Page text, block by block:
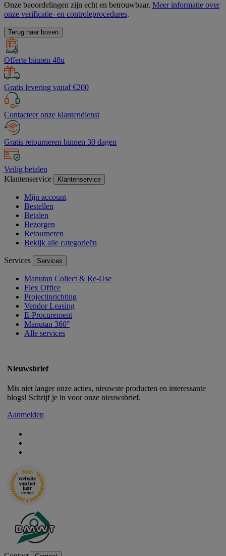
Onze beoordelingen zijn echt en betrouwbaar. Meer informatie over
onze verificatie- en controleprocedures.
Terug naar boven
Offerte binnen 48u
Gratis levering vanaf €200
Contacteer onze klantendienst
Gratis retourneren binnen 30 dagen
Veilig betalen
Klantenservice
Klantenservice
Mijn account
Bestellen
Betalen
Bezorgen
Retourneren
Bekijk alle categorieën
Services Services
Manutan Collect & Re-Use
Flex Office
Projectinrichting
Vendor Leasing
E-Procurement
Manutan 360°
Alle services
Nieuwsbrief
Mis niet langer onze acties, nieuwste producten en interessante
blogs! Schrijf je in voor onze nieuwsbrief.
Aanmelden